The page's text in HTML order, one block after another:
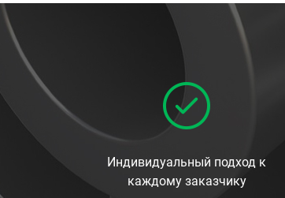
Индивидуальный подход к
каждому заказчику